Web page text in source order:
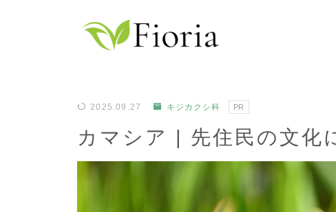
2025.09.27
キジカクシ科 PR
カマシア | 先住民の文化